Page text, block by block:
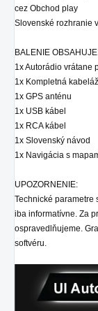
cez Obchod play
Slovenské rozhranie
BALENIE
1x Autorádio vrátane
1x Kompletná kabeláž
1x GPS anténu
1x USB kábel
1x RCA kábel
1x Slovenský návod
1x Navigácia s
UPOZORNENIE:
Technické parametre
iba informatívne. Za
ospravedlňujeme.
softvéru.